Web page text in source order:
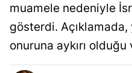
muamele nedeniyle
gösterdi. Açıklamada,
onuruna aykırı olduğu